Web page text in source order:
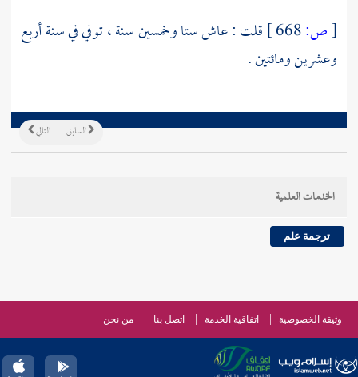
[ص:
قلت : عاش ستا وخمسين سنة ، توفي في سنة أربع
وعشرين ومائتين .
التالي السابق
الخدمات العلمية
ترجمة علم
وثيقة الخصوصية اتفاقية الخدمة اتصل بنا من نحن